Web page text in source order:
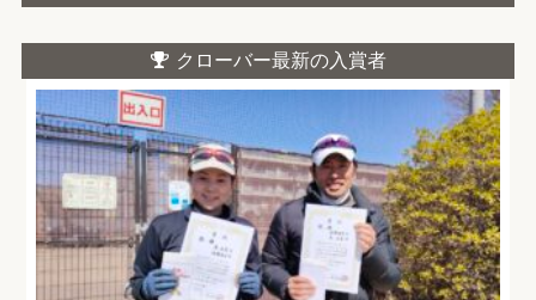
クローバー最新の入賞者